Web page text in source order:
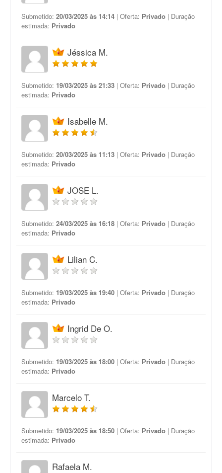
Submetido: 20/03/2025 às 14:14 | Oferta: Privado | Duração
estimada: Privado
Jéssica M.
Submetido: 19/03/2025 às 21:33 | Oferta: Privado | Duração
estimada: Privado
Isabelle M.
Submetido: 20/03/2025 às 11:13 | Oferta: Privado | Duração
estimada: Privado
JOSE L.
Submetido: 24/03/2025 às 16:18 | Oferta: Privado | Duração
estimada: Privado
Lilian C.
Submetido: 19/03/2025 às 19:40 | Oferta: Privado | Duração
estimada: Privado
Ingrid De O.
Submetido: 19/03/2025 às 18:00 | Oferta: Privado | Duração
estimada: Privado
Marcelo T.
Submetido: 19/03/2025 às 18:50 | Oferta: Privado | Duração
estimada: Privado
Rafaela M.